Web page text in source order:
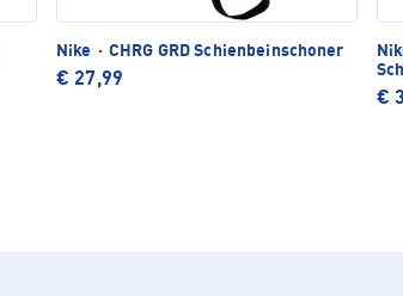
Nike · CHRG GRD Schienbeinschoner
€ 27,99
€